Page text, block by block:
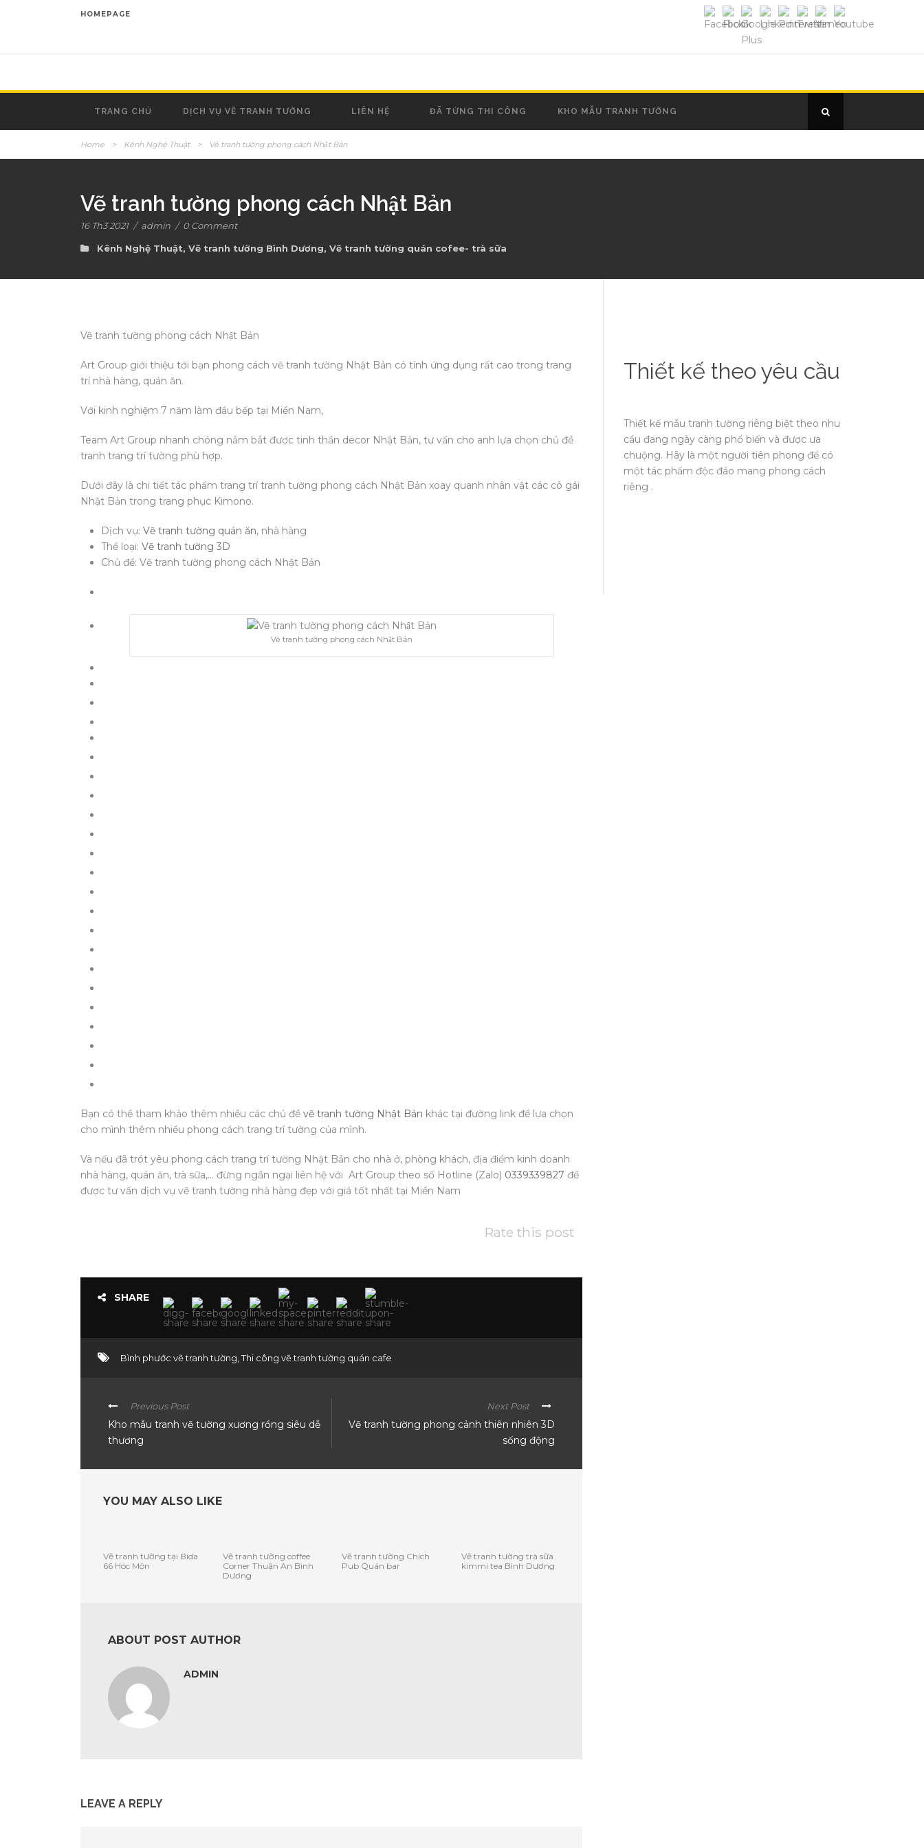
HOMEPAGE
TRANG CHỦ DỊCH VỤ VẼ TRANH TƯỜNG LIÊN HỆ ĐÃ TỪNG THI CÔNG KHO MẪU TRANH TƯỜNG
Home > Kênh Nghệ Thuật > Vẽ tranh tường phong cách Nhật Bản
Vẽ tranh tường phong cách Nhật Bản
16 Th3 2021 / admin / 0 Comment
Kênh Nghệ Thuật, Vẽ tranh tường Bình Dương, Vẽ tranh tường quán cofee- trà sữa
Vẽ tranh tường phong cách Nhật Bản
Art Group giới thiệu tới bạn phong cách vẽ tranh tường Nhật Bản có tính ứng dụng rất cao trong trang
trí nhà hàng, quán ăn.
Với kinh nghiệm 7 năm làm đầu bếp tại Miền Nam,
Team Art Group nhanh chóng nắm bắt được tinh thần decor Nhật Bản, tư vấn cho anh lựa chọn chủ đề
tranh trang trí tường phù hợp.
Dưới đây là chi tiết tác phẩm trang trí tranh tường phong cách Nhật Bản xoay quanh nhân vật các cô gái
Nhật Bản trong trang phục Kimono.
Dịch vụ: Vẽ tranh tường quán ăn, nhà hàng
Thể loại: Vẽ tranh tường 3D
Chủ đề: Vẽ tranh tường phong cách Nhật Bản
Vẽ tranh tường phong cách Nhật Bản
Bạn có thể tham khảo thêm nhiều các chủ đề vẽ tranh tường Nhật Bản khác tại đường link để lựa chọn
cho mình thêm nhiều phong cách trang trí tường của mình.
Và nếu đã trót yêu phong cách trang trí tường Nhật Bản cho nhà ở, phòng khách, địa điểm kinh doanh
nhà hàng, quán ăn, trà sữa,… đừng ngần ngại liên hệ với Art Group theo số Hotline (Zalo) 0339339827 để
được tư vấn dịch vụ vẽ tranh tường nhà hàng đẹp với giá tốt nhất tại Miền Nam
Rate this post
SHARE
Bình phước vẽ tranh tường Thi công vẽ tranh tường quán cafe
Previous Post
Kho mẫu tranh vẽ tường xương rồng siêu dễ
thương
Next Post
Vẽ tranh tường phong cảnh thiên nhiên 3D
sống động
YOU MAY ALSO LIKE
Vẽ tranh tường tại Bida
66 Hóc Môn
Vẽ tranh tường coffee
Corner Thuận An Bình
Dương
Vẽ tranh tường Chích
Pub Quán bar
Vẽ tranh tường trà sữa
kimmi tea Bình Dương
ABOUT POST AUTHOR
ADMIN
LEAVE A REPLY
Thiết kế theo yêu cầu
Thiết kế mẫu tranh tường riêng biệt theo nhu
cầu đang ngày càng phổ biến và được ưa
chuộng. Hãy là một người tiên phong để có
một tác phẩm độc đáo mang phong cách
riêng .